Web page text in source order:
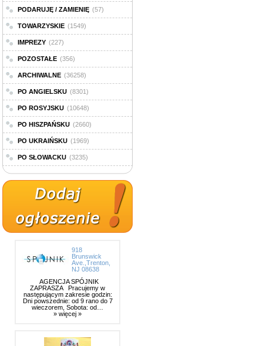
PODARUJĘ / ZAMIENIĘ (57)
TOWARZYSKIE (1549)
IMPREZY (227)
POZOSTAŁE (356)
ARCHIWALNE (36258)
PO ANGIELSKU (8301)
PO ROSYJSKU (10648)
PO HISZPAŃSKU (2660)
PO UKRAIŃSKU (1969)
PO SŁOWACKU (3235)
918
Brunswick
Ave.,Trenton,
NJ 08638
AGENCJA SPÓJNIK
ZAPRASZA Pracujemy w
następującym zakresie godzin:
Dni powszednie: od 9 rano do 7
wieczorem, Sobota: od…
» więcej »